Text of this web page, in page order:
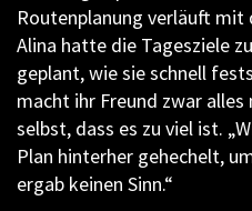
Routenplanung verläuft
Alina hatte die Tagesziele
geplant, wie sie schnell
macht ihr Freund zwar
selbst, dass es zu viel ist.
Plan hinterher gehechelt,
ergab keinen Sinn.“